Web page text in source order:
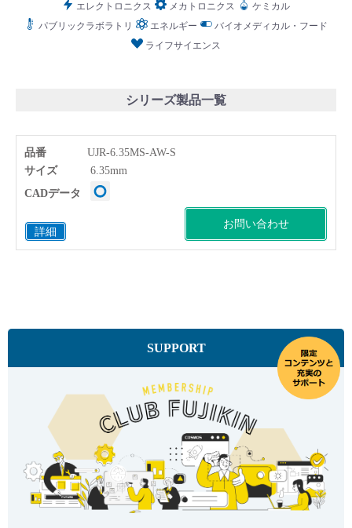
エレクトロニクス メカトロニクス
ケミカル
パブリックラボラトリ
エネルギー
バイオメディカル・フード
ライフサイエンス
シリーズ製品一覧
品番 UJR-6.35MS-AW-S
詳細
サイズ 6.35mm
お問い合わせ
CADデータ
SUPPORT